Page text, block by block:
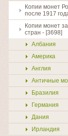
Копии монет
после 1917
Копии монет
стран - [3698]
Албания
Америка
Англия
Античные
Бразилия
Германия
Дания
Ирландия